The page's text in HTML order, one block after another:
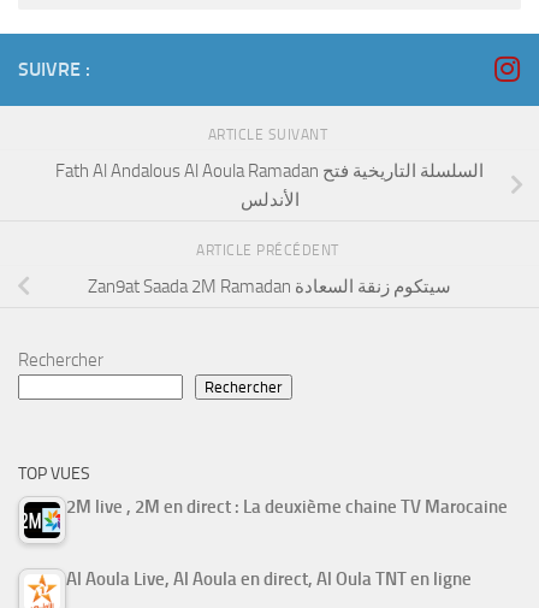
SUIVRE :
ARTICLE SUIVANT
Fath Al Andalous Al Aoula Ramadan السلسلة التاريخية فتح
الأندلس
ARTICLE PRÉCÉDENT
Zan9at Saada 2M Ramadan سيتكوم زنقة السعادة
Rechercher
Rechercher
TOP VUES
2M live , 2M en direct : La deuxième chaine TV Marocaine
Al Aoula Live, Al Aoula en direct, Al Oula TNT en ligne